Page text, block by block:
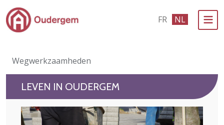
Ga naar de hoofdinhoud FR NL
Evenementen & Verenigingen
eLoket
Leven in Oudergem
Wegwerkzaamheden
LEVEN IN OUDERGEM